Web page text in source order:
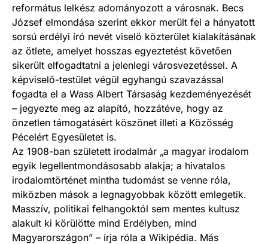
református lelkész adományozott a városnak. Becs
József elmondása szerint ekkor merült fel a hányatott
sorsú erdélyi író nevét viselő közterület kialakításának
az ötlete, amelyet hosszas egyeztetést követően
sikerült elfogadtatni a jelenlegi városvezetéssel. A
képviselő-testület végül egyhangú szavazással
fogadta el a Wass Albert Társaság kezdeményezését
– jegyezte meg az alapító, hozzátéve, hogy az
önzetlen támogatásért köszönet illeti a Közösség
Pécelért Egyesületet is.
Az 1908-ban született irodalmár „a magyar irodalom
egyik legellentmondásosabb alakja; a hivatalos
irodalomtörténet mintha tudomást se venne róla,
miközben mások a legnagyobbak között emlegetik.
Masszív, politikai felhangoktól sem mentes kultusz
alakult ki körülötte mind Erdélyben, mind
Magyarországon” – írja róla a Wikipédia. Más